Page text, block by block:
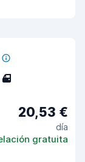
4
20,53 €
día
gratuita